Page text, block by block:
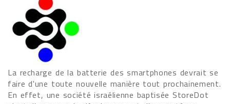
La recharge de la batterie des smartphones devrait se
faire d'une toute nouvelle manière tout prochainement.
En effet, une société israélienne baptisée StoreDot